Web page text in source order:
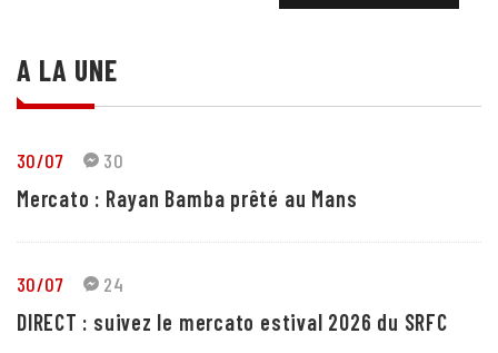
A LA UNE
30/07 30
Mercato : Rayan Bamba prêté au Mans
30/07 24
DIRECT : suivez le mercato estival 2026 du SRFC